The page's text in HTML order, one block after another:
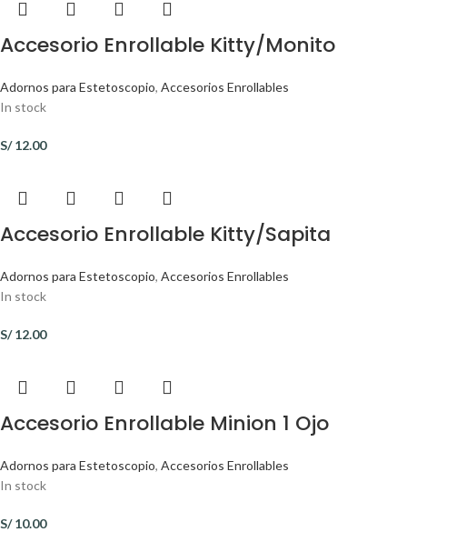
Accesorio Enrollable Kitty/Monito
Adornos para Estetoscopio, Accesorios Enrollables
In stock
S/12.00
Accesorio Enrollable Kitty/Sapita
Adornos para Estetoscopio, Accesorios Enrollables
In stock
S/12.00
Accesorio Enrollable Minion 1 Ojo
Adornos para Estetoscopio, Accesorios Enrollables
In stock
S/10.00